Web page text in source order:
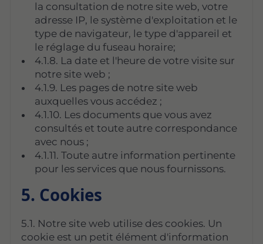
la consultation de notre site web, votre
adresse IP, le système d'exploitation et le
type de navigateur, le type d'appareil et
le réglage du fuseau horaire;
4.1.8. La date et l'heure de votre visite sur
notre site web ;
4.1.9. Les pages de notre site web
auxquelles vous accédez ;
4.1.10. Les documents que vous avez
consultés et toute autre correspondance
avec nous ;
4.1.11. Toute autre information pertinente
pour les services que nous fournissons.
5. Cookies
5.1. Notre site web utilise des cookies. Un
cookie est un petit élément d'information